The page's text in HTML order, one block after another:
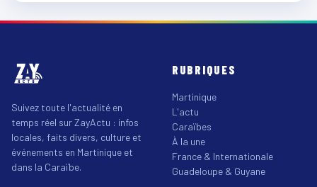
Suivez toute l'actualité en
temps réel sur ZayActu : infos
locales, faits divers, culture et
événements en Martinique et
dans la Caraïbe.
RUBRIQUES
Martinique
L'actu
Caraïbes
À la une
France & Internationale
Guadeloupe & Guyane